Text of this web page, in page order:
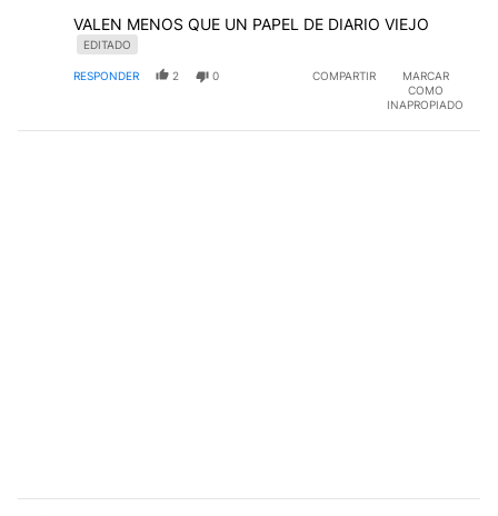
VALEN MENOS QUE UN PAPEL DE DIARIO VIEJO
EDITADO
RESPONDER 2 0 COMPARTIR
MARCAR
COMO
INAPROPIADO